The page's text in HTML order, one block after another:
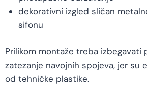
dekorativni izgled sličan
sifonu
Prilikom montaže treba izbegavati
zatezanje navojnih spojeva, jer su
od tehničke plastike.